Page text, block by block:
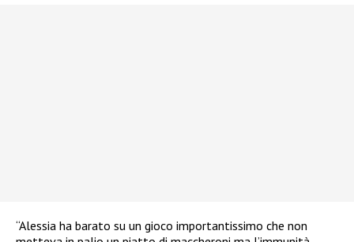
“Alessia ha barato su un gioco importantissimo che non